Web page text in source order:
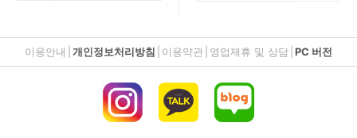
이용안내 개인정보처리방침 이용약관 영업제휴 및 상담 PC 버전